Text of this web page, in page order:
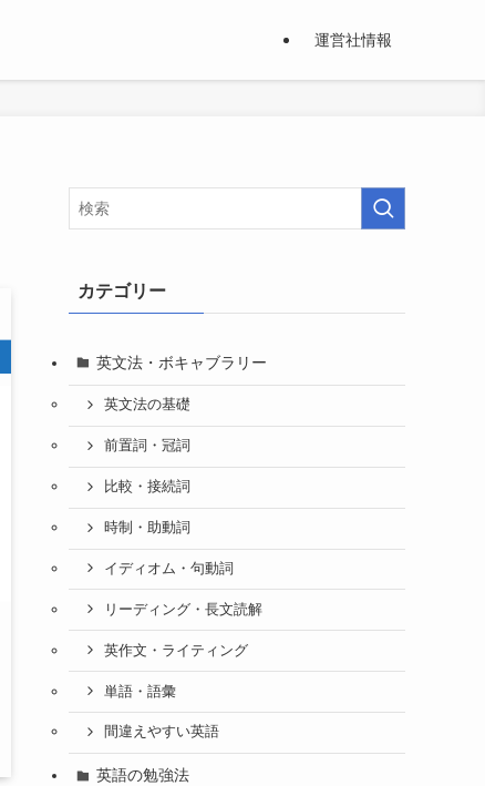
運営社情報
カテゴリー
英文法・ボキャブラリー
英文法の基礎
前置詞・冠詞
比較・接続詞
時制・助動詞
イディオム・句動詞
リーディング・長文読解
英作文・ライティング
単語・語彙
間違えやすい英語
英語の勉強法